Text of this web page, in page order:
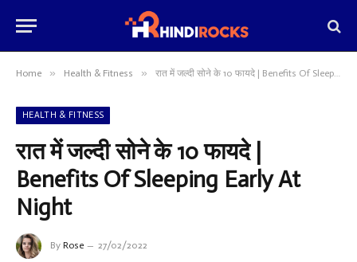
Home » Health & Fitness » रात में जल्दी सोने के 10 फायदे | Benefits Of Sleeping Early At Night
HEALTH & FITNESS
रात में जल्दी सोने के 10 फायदे |
Benefits Of Sleeping Early At
Night
By Rose 27/02/2022